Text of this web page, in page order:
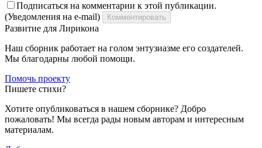
Подписаться на комментарии к этой публикации.
(Уведомления на e-mail)
Комментировать
Развитие для Лирикона
Наш сборник работает на голом энтузиазме его создателей.
Мы благодарны любой помощи.
Помочь проекту
Пишете стихи?
Хотите опубликоваться в нашем сборнике? Добро
пожаловать! Мы всегда рады новым авторам и интересным
материалам.